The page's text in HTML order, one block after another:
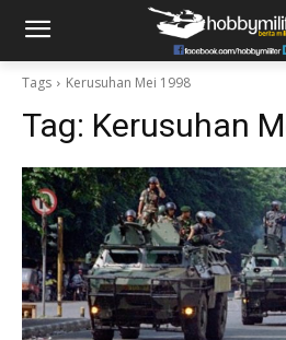
Tags Kerusuhan Mei 1998
Tag: Kerusuhan